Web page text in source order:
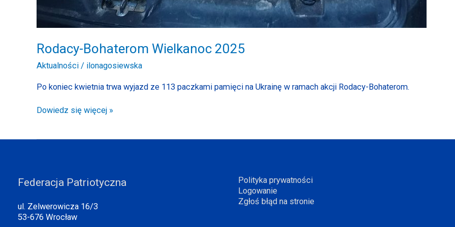
Rodacy-Bohaterom Wielkanoc 2025
Aktualności / ilonagosiewska
Po koniec kwietnia trwa wyjazd ze 113 paczkami pamięci na Ukrainę w ramach akcji Rodacy-Bohaterom.
Dowiedz się więcej »
Federacja Patriotyczna
ul. Zelwerowicza 16/3
53-676 Wrocław
Polityka prywatności
Logowanie
Zgłoś błąd na stronie